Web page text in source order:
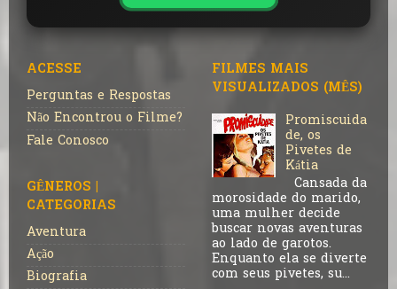
ACESSE
Perguntas e Respostas
Não Encontrou o Filme?
Fale Conosco
GÊNEROS |
CATEGORIAS
Aventura
Ação
Biografia
FILMES MAIS
VISUALIZADOS (MÊS)
Promiscuida
de, os
Pivetes de
Kátia
Cansada da
morosidade do marido,
uma mulher decide
buscar novas aventuras
ao lado de garotos.
Enquanto ela se diverte
com seus pivetes, su...